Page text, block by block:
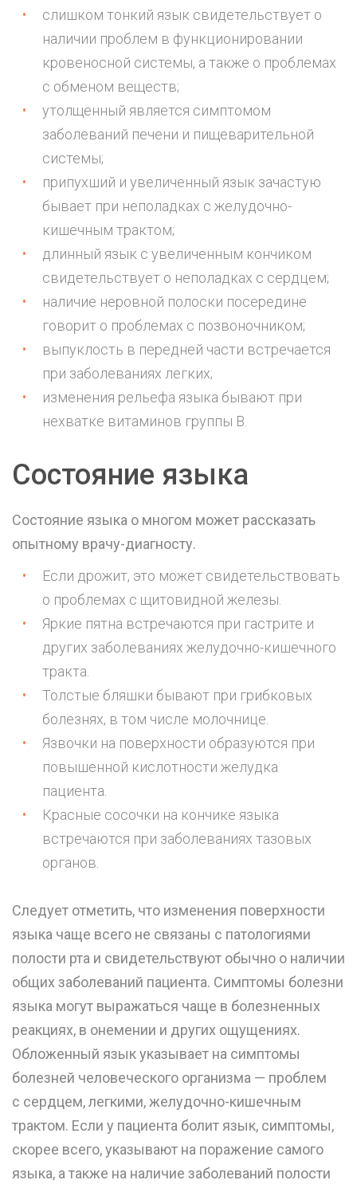
слишком тонкий язык свидетельствует о
наличии проблем в функционировании
кровеносной системы, а также о проблемах
с обменом веществ;
утолщенный является симптомом
заболеваний печени и пищеварительной
системы;
припухший и увеличенный язык зачастую
бывает при неполадках с желудочно-
кишечным трактом;
длинный язык с увеличенным кончиком
свидетельствует о неполадках с сердцем;
наличие неровной полоски посередине
говорит о проблемах с позвоночником;
выпуклость в передней части встречается
при заболеваниях легких;
изменения рельефа языка бывают при
нехватке витаминов группы В.
Состояние языка
Состояние языка о многом может рассказать
опытному врачу-диагносту.
Если дрожит, это может свидетельствовать
о проблемах с щитовидной железы.
Яркие пятна встречаются при гастрите и
других заболеваниях желудочно-кишечного
тракта.
Толстые бляшки бывают при грибковых
болезнях, в том числе молочнице.
Язвочки на поверхности образуются при
повышенной кислотности желудка
пациента.
Красные сосочки на кончике языка
встречаются при заболеваниях тазовых
органов.
Следует отметить, что изменения поверхности
языка чаще всего не связаны с патологиями
полости рта и свидетельствуют обычно о наличии
общих заболеваний пациента. Симптомы болезни
языка могут выражаться чаще в болезненных
реакциях, в онемении и других ощущениях.
Обложенный язык указывает на симптомы
болезней человеческого организма — проблем
с сердцем, легкими, желудочно-кишечным
трактом. Если у пациента болит язык, симптомы,
скорее всего, указывают на поражение самого
языка, а также на наличие заболеваний полости